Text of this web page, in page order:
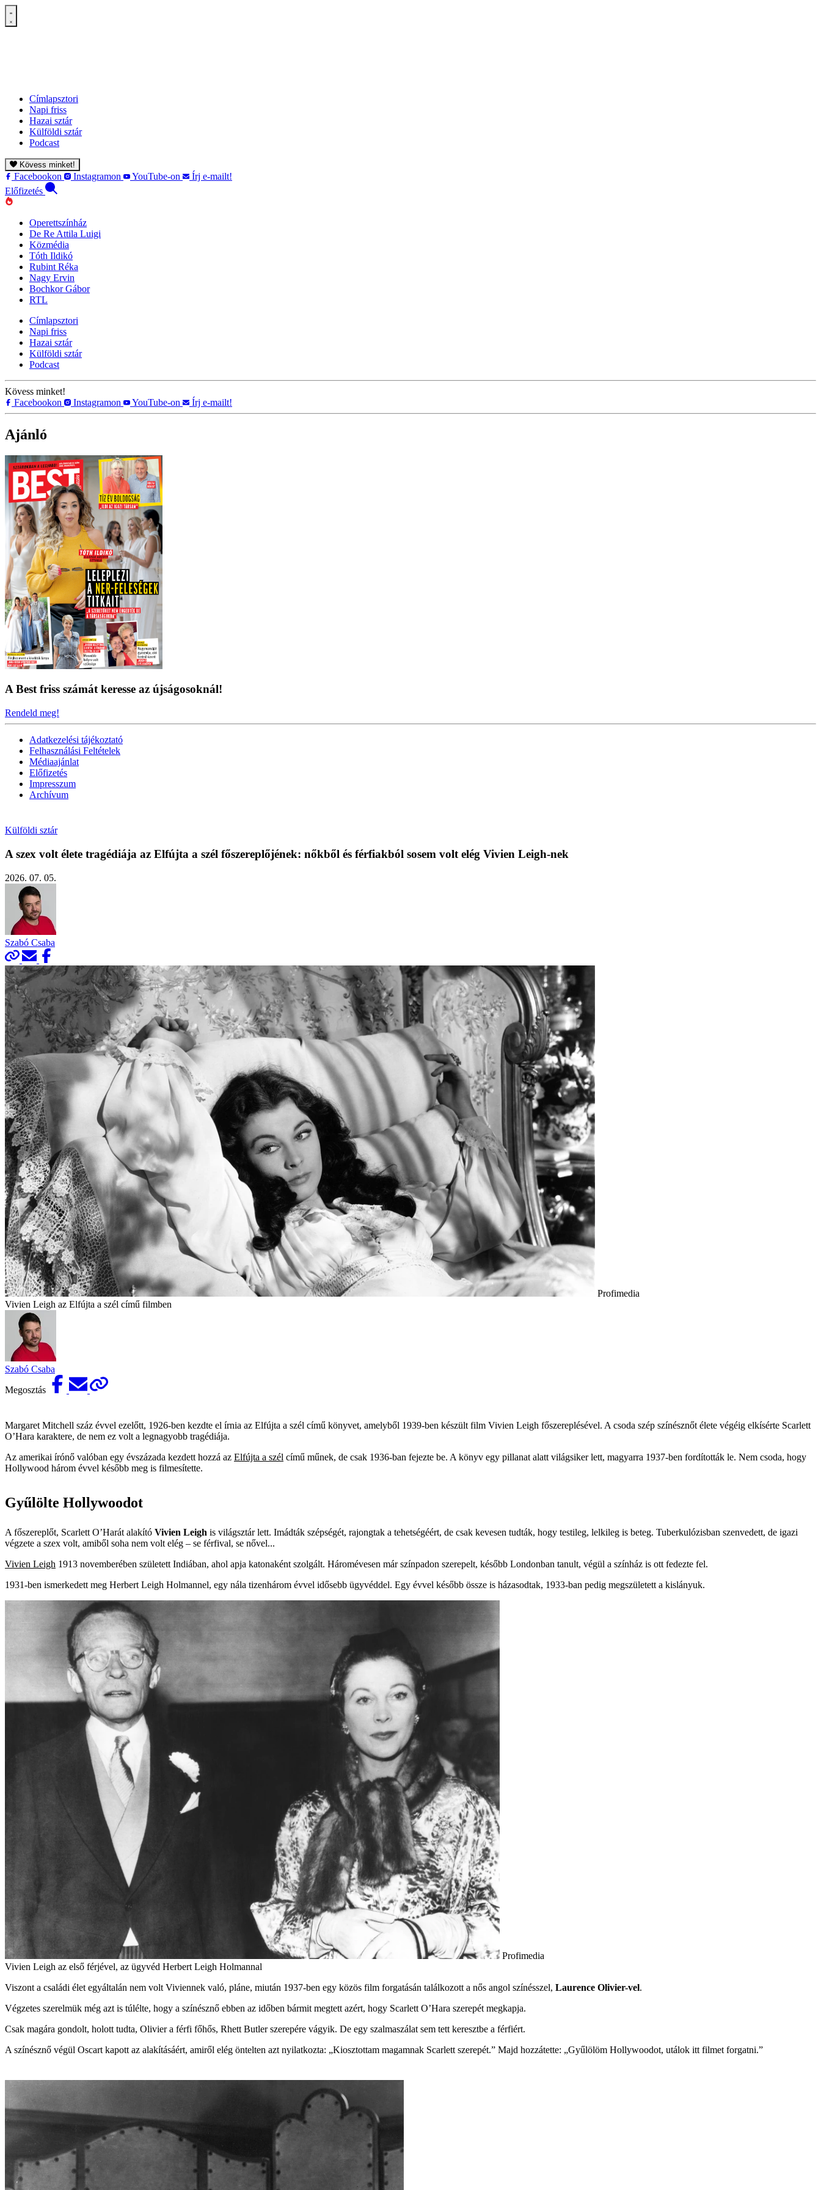
Címlapsztori
Napi friss
Hazai sztár
Külföldi sztár
Podcast
Kövess minket!
Facebookon Instagramon YouTube-on
Írj e-mailt!
Előfizetés
Operettszínház
De Re Attila Luigi
Közmédia
Tóth Ildikó
Rubint Réka
Nagy Ervin
Bochkor Gábor
RTL
Címlapsztori
Napi friss
Hazai sztár
Külföldi sztár
Podcast
Kövess minket!
Facebookon
Instagramon YouTube-on Írj e-mailt!
Ajánló
A Best friss számát keresse az újságosoknál!
Rendeld meg!
Adatkezelési tájékoztató
Felhasználási Feltételek
Médiaajánlat
Előfizetés
Impresszum
Archívum
Külföldi sztár
A szex volt élete tragédiája az Elfújta a szél főszereplőjének: nőkből és férfiakból sosem volt elég Vivien Leigh-nek
2026. 07. 05.
Szabó Csaba
Profimedia
Vivien Leigh az Elfújta a szél című filmben
Szabó Csaba
Megosztás
Margaret Mitchell száz évvel ezelőtt, 1926-ben kezdte el írnia az Elfújta a szél című könyvet, amelyből 1939-ben készült film Vivien Leigh főszereplésével. A csoda szép színésznőt élete végéig elkísérte Scarlett
O’Hara karaktere, de nem ez volt a legnagyobb tragédiája.
Az amerikai írónő valóban egy évszázada kezdett hozzá az Elfújta a szél című műnek, de csak 1936-ban fejezte be. A könyv egy pillanat alatt világsiker lett, magyarra 1937-ben fordították le. Nem csoda, hogy
Hollywood három évvel később meg is filmesítette.
Gyűlölte Hollywoodot
A főszereplőt, Scarlett O’Harát alakító Vivien Leigh is világsztár lett. Imádták szépségét, rajongtak a tehetségéért, de csak kevesen tudták, hogy testileg, lelkileg is beteg. Tuberkulózisban szenvedett, de igazi
végzete a szex volt, amiből soha nem volt elég – se férfival, se nővel...
Vivien Leigh 1913 novemberé­ben született Indiában, ahol apja katonaként szolgált. Háromévesen már színpadon szerepelt, később Londonban tanult, végül a színház is ott fedezte fel.
1931-ben ismerkedett meg Herbert Leigh Holmannel, egy nála tizenhárom évvel idősebb ügyvéddel. Egy évvel később össze is házasodtak, 1933-ban pedig megszületett a kislányuk.
Profimedia
Vivien Leigh az első férjével, az ügyvéd Herbert Leigh Holmannal
Viszont a családi élet egyáltalán nem volt Viviennek való, pláne, miután 1937-ben egy közös film forgatásán találkozott a nős angol színésszel, Laurence Olivier-vel.
Végzetes szerelmük még azt is túlélte, hogy a színésznő ebben az időben bármit megtett azért, hogy Scarlett O’Hara szerepét megkapja.
Csak magára gondolt, holott tudta, Olivier a férfi főhős, Rhett Butler szerepére vágyik. De egy szalmaszálat sem tett keresztbe a férfiért.
A színésznő végül Oscart kapott az alakításáért, amiről elég öntelten azt nyilatkozta: „Kiosztottam magamnak Scarlett szerepét.” Majd hozzátette: „Gyűlölöm Hollywoodot, utálok itt filmet forgatni.”